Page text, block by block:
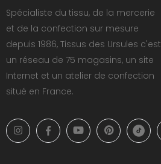
Spécialiste du tissu, de la mercerie
et de la confection sur mesure
depuis 1986, Tissus des Ursules c'est
un réseau de 75 magasins, un site
Internet et un atelier de confection
situé en France.